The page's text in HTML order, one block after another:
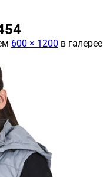
600 × 1200 в галерее